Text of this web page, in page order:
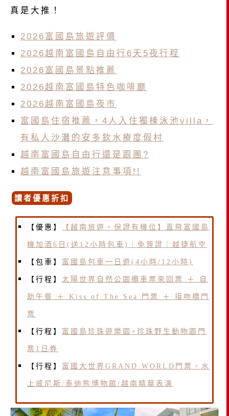
真是大推！
2026富國島旅遊評價
2026越南富國島自由行6天5夜行程
2026富國島景點推薦
2026越南富國島特色咖啡廳
2026越南富國島夜市
富國島住宿推薦，4人入住獨棟泳池villa，
有私人沙灘的安多欽水療度假村
越南富國島自由行還是跟團?
越南富國島旅遊注意事項!!
讀者優惠折扣
【優惠】 【越南旅遊。保證有機位】直飛富國島
機加酒6日(送12小時包車)｜免簽證｜越捷航空
【包車】 富國島包車一日遊(4小時/12小時)
【行程】 太陽世界自然公園纜車票來回票 ＋ 自
助午餐 ＋ Kiss of The Sea 門票 ＋ 接吻橋門
票
【行程】 富國島珍珠遊樂園+珍珠野生動物園門
票1日券
【行程】 富國大世界GRAND WORLD門票，水
上威尼斯/泰迪熊博物館/越南精華表演